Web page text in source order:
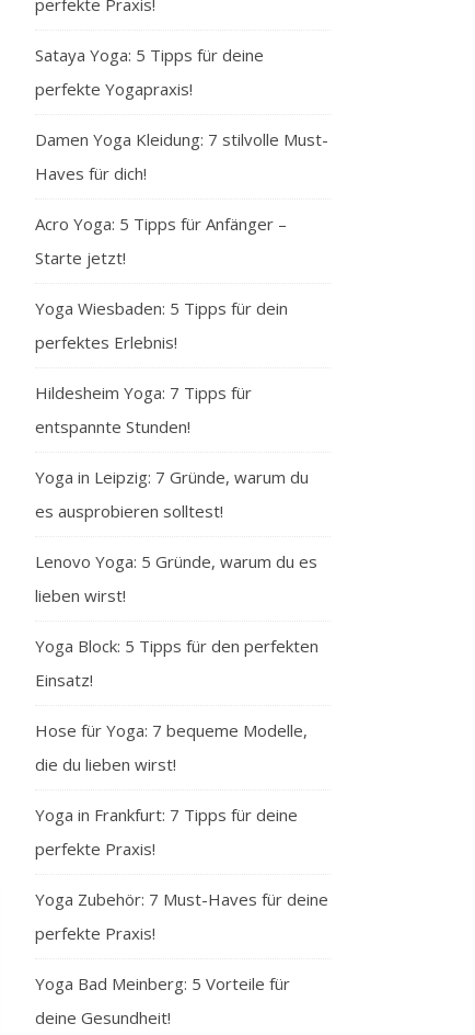
perfekte Praxis!
Sataya Yoga: 5 Tipps für deine
perfekte Yogapraxis!
Damen Yoga Kleidung: 7 stilvolle Must-
Haves für dich!
Acro Yoga: 5 Tipps für Anfänger –
Starte jetzt!
Yoga Wiesbaden: 5 Tipps für dein
perfektes Erlebnis!
Hildesheim Yoga: 7 Tipps für
entspannte Stunden!
Yoga in Leipzig: 7 Gründe, warum du
es ausprobieren solltest!
Lenovo Yoga: 5 Gründe, warum du es
lieben wirst!
Yoga Block: 5 Tipps für den perfekten
Einsatz!
Hose für Yoga: 7 bequeme Modelle,
die du lieben wirst!
Yoga in Frankfurt: 7 Tipps für deine
perfekte Praxis!
Yoga Zubehör: 7 Must-Haves für deine
perfekte Praxis!
Yoga Bad Meinberg: 5 Vorteile für
deine Gesundheit!